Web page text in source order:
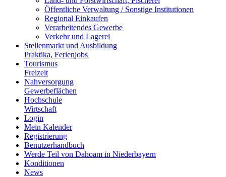
Öffentliche Verwaltung / Sonstige Institutionen
Regional Einkaufen
Verarbeitendes Gewerbe
Verkehr und Lagerei
Stellenmarkt und Ausbildung
Praktika, Ferienjobs
Tourismus
Freizeit
Nahversorgung
Gewerbeflächen
Hochschule
Wirtschaft
Login
Mein Kalender
Registrierung
Benutzerhandbuch
Werde Teil von Dahoam in Niederbayern
Konditionen
News